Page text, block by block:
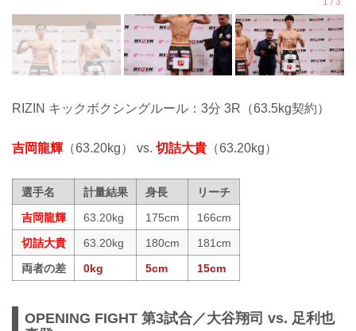
RIZIN キックボクシングルール：3分 3R（63.5kg契約）
吉岡龍輝 （63.20kg） vs. 切詰大貴 （63.20kg）
選手名 計量結果 身長
リーチ
吉岡龍輝
63.20kg 175cm
166cm
切詰大貴
63.20kg 180cm
181cm
両者の差
0kg 5cm 15cm
OPENING FIGHT 第3試合／大谷翔司 vs. 足利也